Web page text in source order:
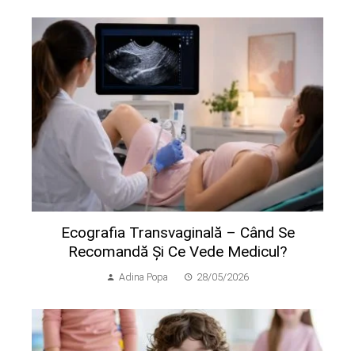
Ecografia Transvaginală – Când Se
Recomandă Și Ce Vede Medicul?
Adina Popa 28/05/2026